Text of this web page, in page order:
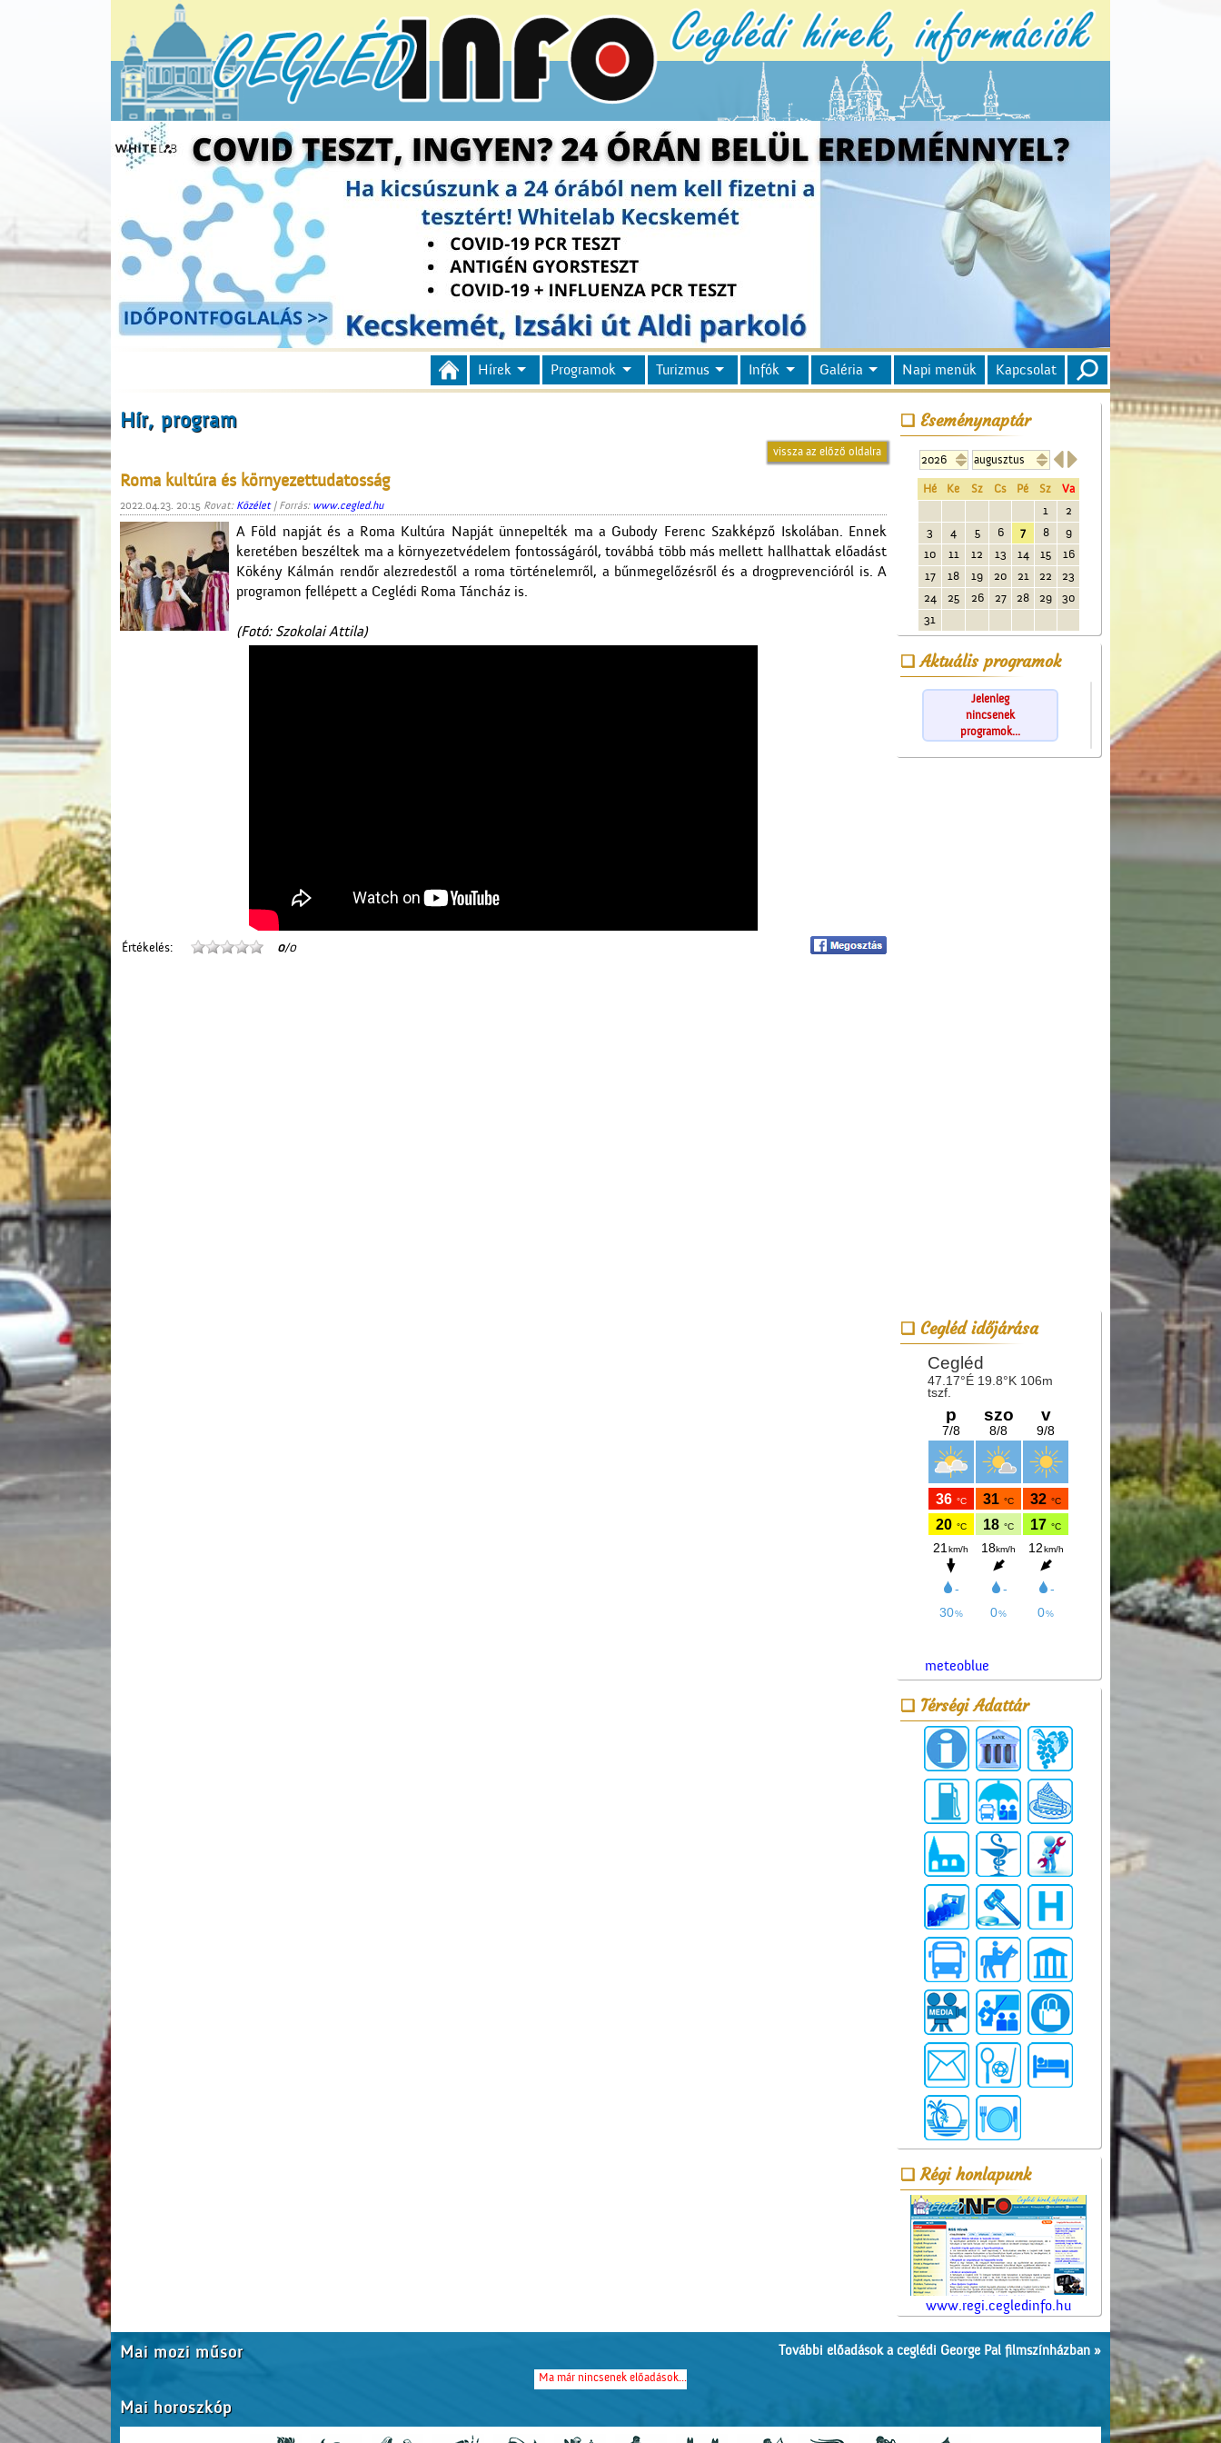
Hírek Programok Turizmus Infók Galéria Napi menük Kapcsolat
Hír, program
vissza az előző oldalra
Roma kultúra és környezettudatosság
2022.04.23. 20:15 Rovat: Közélet| Forrás: www.cegled.hu
A Föld napját és a Roma Kultúra Napját ünnepelték ma a Gubody Ferenc Szakképző Iskolában. Ennek
keretében beszéltek ma a környezetvédelem fontosságáról, továbbá több más mellett hallhattak előadást
Kökény Kálmán rendőr alezredestől a roma történelemről, a bűnmegelőzésről és a drogprevencióról is. A
programon fellépett a Ceglédi Roma Táncház is.
(Fotó: Szokolai Attila)
Értékelés: 0/0
Eseménynaptár

Hé Ke Sz Cs Pé Sz
Va
1
2
3
4 5 6 7 8
9
10
11 12 13 14 15
16
17
18 19 20 21 22
23
24
25 26 27 28 29
30
31
Aktuális programok
Jelenleg
nincsenek
programok...
Cegléd időjárása
meteoblue
Térségi Adattár
Régi honlapunk
www.regi.cegledinfo.hu
Mai mozi műsor További előadások a ceglédi George Pal filmszínházban »
Ma már nincsenek előadások...
Mai horoszkóp